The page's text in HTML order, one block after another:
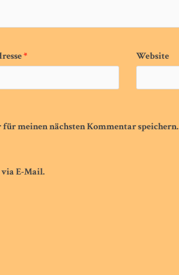
* Website
meinen nächsten Kommentar speichern.
E-Mail.